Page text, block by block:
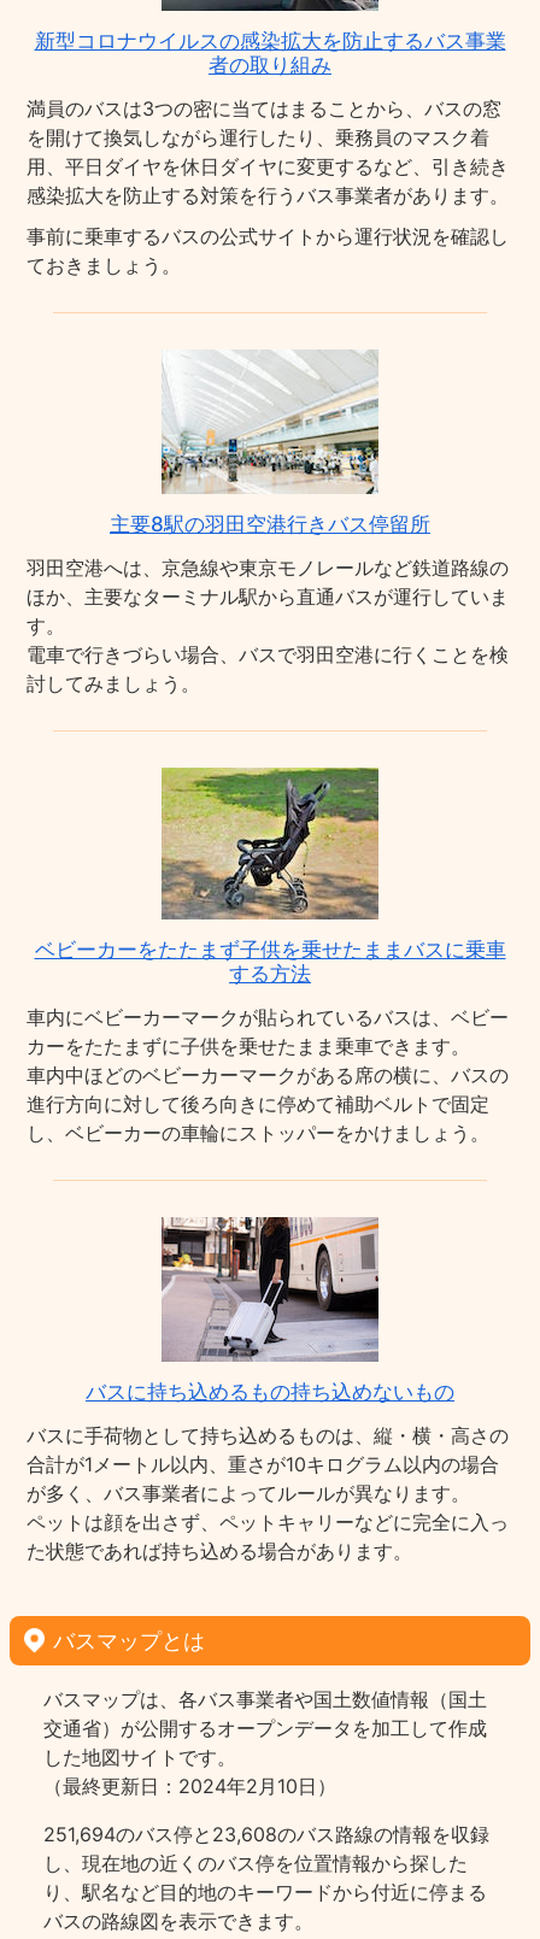
新型コロナウイルスの感染拡大を防止するバス事業
者の取り組み
満員のバスは3つの密に当てはまることから、バスの窓
を開けて換気しながら運行したり、乗務員のマスク着
用、平日ダイヤを休日ダイヤに変更するなど、引き続き
感染拡大を防止する対策を行うバス事業者があります。
事前に乗車するバスの公式サイトから運行状況を確認し
ておきましょう。
主要8駅の羽田空港行きバス停留所
羽田空港へは、京急線や東京モノレールなど鉄道路線の
ほか、主要なターミナル駅から直通バスが運行していま
す。
電車で行きづらい場合、バスで羽田空港に行くことを検
討してみましょう。
ベビーカーをたたまず子供を乗せたままバスに乗車
する方法
車内にベビーカーマークが貼られているバスは、ベビー
カーをたたまずに子供を乗せたまま乗車できます。
車内中ほどのベビーカーマークがある席の横に、バスの
進行方向に対して後ろ向きに停めて補助ベルトで固定
し、ベビーカーの車輪にストッパーをかけましょう。
バスに持ち込めるもの持ち込めないもの
バスに手荷物として持ち込めるものは、縦・横・高さの
合計が1メートル以内、重さが10キログラム以内の場合
が多く、バス事業者によってルールが異なります。
ペットは顔を出さず、ペットキャリーなどに完全に入っ
た状態であれば持ち込める場合があります。
バスマップとは
バスマップは、各バス事業者や国土数値情報（国土
交通省）が公開するオープンデータを加工して作成
した地図サイトです。
（最終更新日：2024年2月10日）
251,694のバス停と23,608のバス路線の情報を収録
し、現在地の近くのバス停を位置情報から探した
り、駅名など目的地のキーワードから付近に停まる
バスの路線図を表示できます。